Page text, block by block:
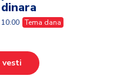
dinara
10:00 Tema dana
vesti